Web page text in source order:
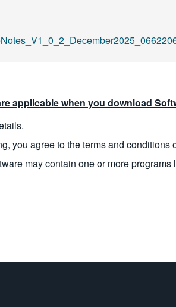
applicable when you download
you agree to the terms and conditions
may contain one or more